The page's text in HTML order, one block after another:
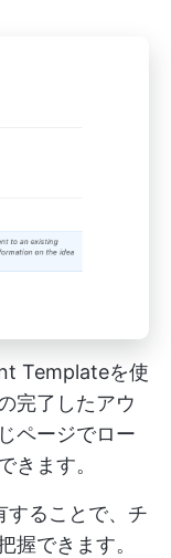
Templateを使
完了したアウ
ページでロー
きます。
することで、チ
握できます。